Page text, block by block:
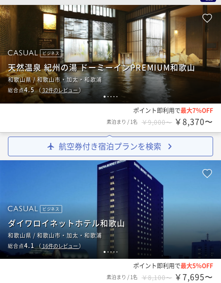
12 3 4 5
ビジネス
天然温泉 紀州の湯 ドーミーインPREMIUM和歌山
和歌山県 / 和歌山市・加太・和歌浦
総合点4.5（32件のレビュー）
ポイント即利用で最大7％OFF
素泊まり / 1名 ￥9,000〜 ￥8,370〜
航空券付き宿泊プランを検索
1 2 34 5
ビジネス
ダイワロイネットホテル和歌山
和歌山県 / 和歌山市・加太・和歌浦
総合点4.1（ 16件のレビュー）
ポイント即利用で最大5％OFF
素泊まり / 1名 ￥8,100〜 ￥7,695〜